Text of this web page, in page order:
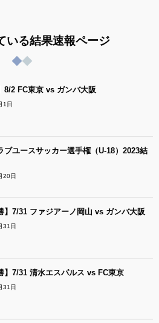
いる結果速報ページ
8/2 FC東京 vs ガンバ大阪
1日
ブユースサッカー選手権（U-18）2023結
20日
】7/31 ファジアーノ岡山 vs ガンバ大阪
31日
】7/31 清水エスパルス vs FC東京
31日